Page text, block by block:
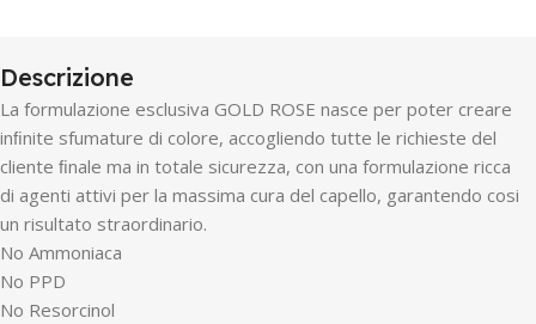
Descrizione
La formulazione esclusiva GOLD ROSE nasce per poter creare
inﬁnite sfumature di colore, accogliendo tutte le richieste del
cliente ﬁnale ma in totale sicurezza, con una formulazione ricca
di agenti attivi per la massima cura del capello, garantendo cosi
un risultato straordinario.
No Ammoniaca
No PPD
No Resorcinol